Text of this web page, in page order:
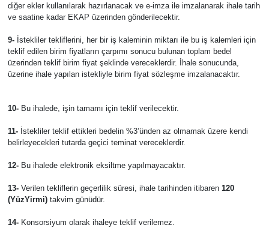
diğer ekler kullanılarak hazırlanacak ve e-imza ile imzalanarak ihale tarih
ve saatine kadar EKAP üzerinden gönderilecektir.
9-İstekliler tekliflerini, her bir iş kaleminin miktarı ile bu iş kalemleri için
teklif edilen birim fiyatların çarpımı sonucu bulunan toplam bedel
üzerinden teklif birim fiyat şeklinde vereceklerdir. İhale sonucunda,
üzerine ihale yapılan istekliyle birim fiyat sözleşme imzalanacaktır.
10-Bu ihalede, işin tamamı için teklif verilecektir.
11-İstekliler teklif ettikleri bedelin %3’ünden az olmamak üzere kendi
belirleyecekleri tutarda geçici teminat vereceklerdir.
12- Bu ihalede elektronik eksiltme yapılmayacaktır.
13-Verilen tekliflerin geçerlilik süresi, ihale tarihinden itibaren 120
(YüzYirmi)takvim günüdür.
14-Konsorsiyum olarak ihaleye teklif verilemez.